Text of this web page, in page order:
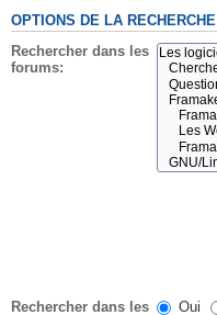
OPTIONS DE LA RECHERCHE
Rechercher dans les
forums:
Rechercher dans les Oui